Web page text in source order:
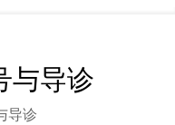
与导诊
导诊